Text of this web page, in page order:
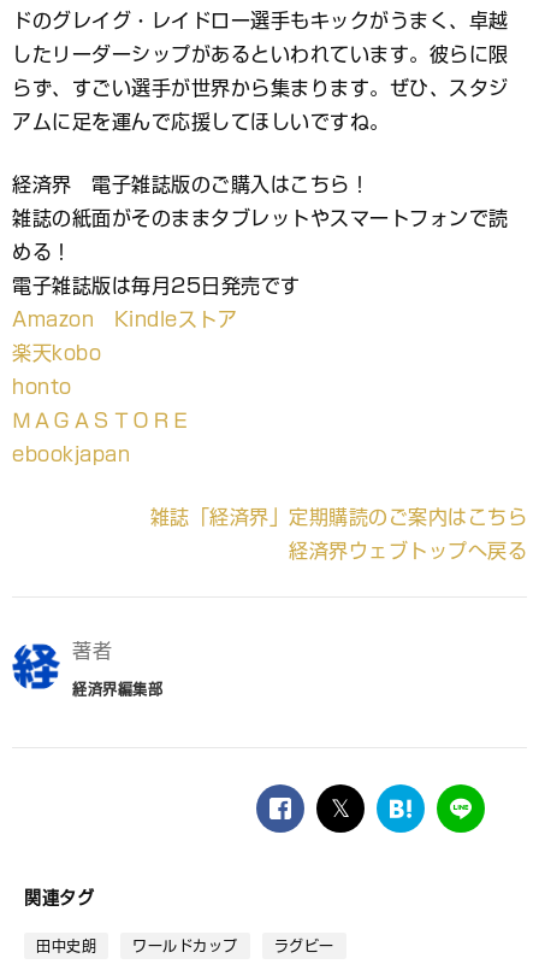
ドのグレイグ・レイドロー選手もキックがうまく、卓越
したリーダーシップがあるといわれています。彼らに限
らず、すごい選手が世界から集まります。ぜひ、スタジ
アムに足を運んで応援してほしいですね。
経済界 電子雑誌版のご購入はこちら！
雑誌の紙面がそのままタブレットやスマートフォンで読
める！
電子雑誌版は毎月25日発売です
Amazon Kindleストア
楽天kobo
honto
ＭＡＧＡＳＴＯＲＥ
ebookjapan
雑誌「経済界」定期購読のご案内はこちら
経済界ウェブトップへ戻る
著者
経済界編集部
facebook
twitter
は
LINE
関連タグ
田中史朗 ワールドカップ ラグビー